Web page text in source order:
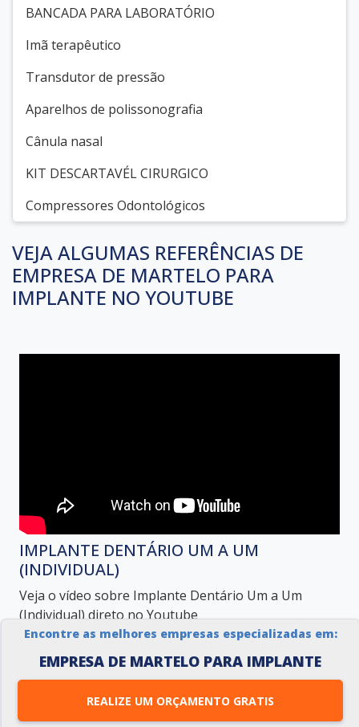
Encontre as melhores empresas especializadas em:
EMPRESA DE MARTELO PARA IMPLANTE
REALIZE UM ORÇAMENTO GRATIS
BANCADA PARA LABORATÓRIO
Imã terapêutico
Transdutor de pressão
Aparelhos de polissonografia
Cânula nasal
KIT DESCARTAVÉL CIRURGICO
Compressores Odontológicos
VEJA ALGUMAS REFERÊNCIAS DE
EMPRESA DE MARTELO PARA
IMPLANTE NO YOUTUBE
IMPLANTE DENTÁRIO UM A UM
(INDIVIDUAL)
Veja o vídeo sobre Implante Dentário Um a Um
(Individual) direto no Youtube